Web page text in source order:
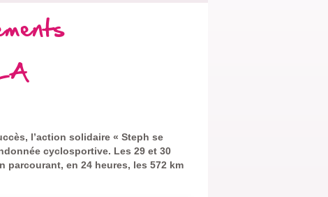
l’action solidaire « Steph se
cyclosportive. Les 29 et 30
parcourant, en 24 heures, les 572 km